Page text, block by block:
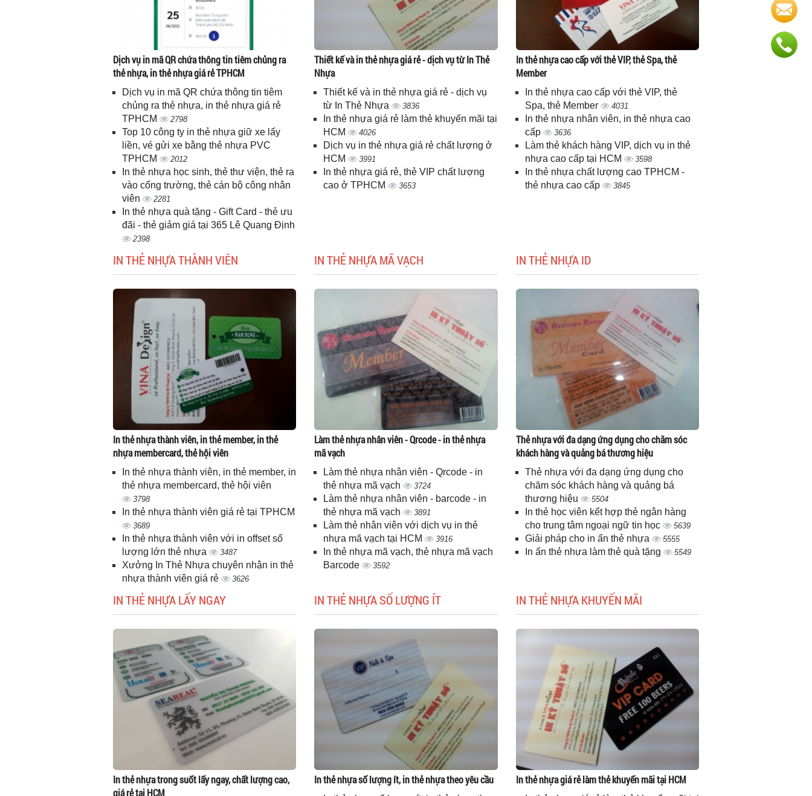
Dịch vụ in mã QR chứa thông tin tiêm chủng ra
thẻ nhựa, in thẻ nhựa giá rẻ TPHCM
Dịch vụ in mã QR chứa thông tin tiêm
chủng ra thẻ nhựa, in thẻ nhựa giá rẻ
TPHCM
2798
Top 10 công ty in thẻ nhựa giữ xe lấy
liền, vé gửi xe bằng thẻ nhựa PVC
TPHCM
2012
In thẻ nhựa học sinh, thẻ thư viện, thẻ ra
vào cổng trường, thẻ cán bộ công nhân
viên
2281
In thẻ nhựa quà tặng - Gift Card - thẻ ưu
đãi - thẻ giảm giá tại 365 Lê Quang Định
2398
Thiết kế và in thẻ nhựa giá rẻ - dịch vụ từ In Thẻ
Nhựa
Thiết kế và in thẻ nhựa giá rẻ - dịch vụ
từ In Thẻ Nhựa
3836
In thẻ nhựa giá rẻ làm thẻ khuyến mãi tại
HCM
4026
Dịch vụ in thẻ nhựa giá rẻ chất lượng ở
HCM
3991
In thẻ nhựa giá rẻ, thẻ VIP chất lượng
cao ở TPHCM
3653
In thẻ nhựa cao cấp với thẻ VIP, thẻ Spa, thẻ
Member
In thẻ nhựa cao cấp với thẻ VIP, thẻ
Spa, thẻ Member
4031
In thẻ nhựa nhân viên, in thẻ nhựa cao
cấp
3636
Làm thẻ khách hàng VIP, dịch vụ in thẻ
nhựa cao cấp tại HCM
3598
In thẻ nhựa chất lượng cao TPHCM -
thẻ nhựa cao cấp
3845
IN THẺ NHỰA THÀNH VIÊN
In thẻ nhựa thành viên, in thẻ member, in thẻ
nhựa membercard, thẻ hội viên
In thẻ nhựa thành viên, in thẻ member, in
thẻ nhựa membercard, thẻ hội viên
3798
In thẻ nhựa thành viên giá rẻ tại TPHCM
3689
In thẻ nhựa thành viên với in offset số
lượng lớn thẻ nhựa
3487
Xưởng In Thẻ Nhựa chuyên nhận in thẻ
nhựa thành viên giá rẻ
3626
IN THẺ NHỰA MÃ VẠCH
Làm thẻ nhựa nhân viên - Qrcode - in thẻ nhựa
mã vạch
Làm thẻ nhựa nhân viên - Qrcode - in
thẻ nhựa mã vạch
3724
Làm thẻ nhựa nhân viên - barcode - in
thẻ nhựa mã vạch
3891
Làm thẻ nhân viên với dịch vụ in thẻ
nhựa mã vạch tại HCM
3916
In thẻ nhựa mã vạch, thẻ nhựa mã vạch
Barcode
3592
IN THẺ NHỰA ID
Thẻ nhựa với đa dạng ứng dụng cho chăm sóc
khách hàng và quảng bá thương hiệu
Thẻ nhựa với đa dạng ứng dụng cho
chăm sóc khách hàng và quảng bá
thương hiệu
5504
In thẻ học viên kết hợp thẻ ngân hàng
cho trung tâm ngoại ngữ tin học
5639
Giải pháp cho in ấn thẻ nhựa 5555
In ấn thẻ nhựa làm thẻ quà tặng 5549
IN THẺ NHỰA LẤY NGAY
In thẻ nhựa trong suốt lấy ngay, chất lượng cao,
giá rẻ tại HCM
IN THẺ NHỰA SỐ LƯỢNG ÍT
In thẻ nhựa số lượng ít, in thẻ nhựa theo yêu cầu
IN THẺ NHỰA KHUYẾN MÃI
In thẻ nhựa giá rẻ làm thẻ khuyến mãi tại HCM